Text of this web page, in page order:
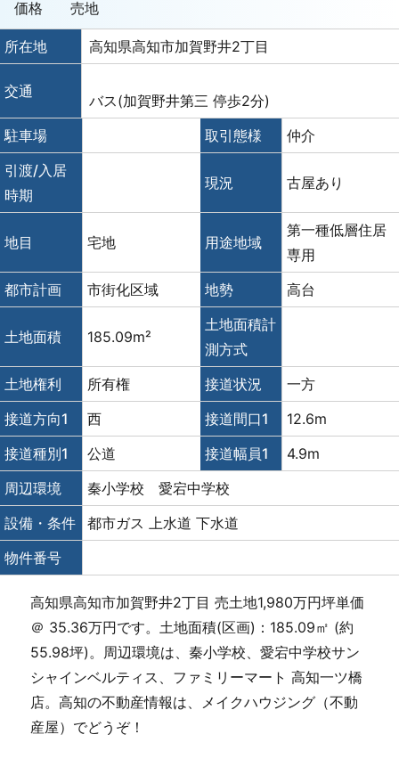
価格 売地
所在地 高知県高知市加賀野井2丁目
交通
バス(加賀野井第三 停歩2分)
駐車場
取引態様
仲介
引渡/入居
時期
現況 古屋あり
地目 宅地 用途地域
第一種低層住居
専用
都市計画
市街化区域 地勢 高台
土地面積 185.09m²
土地面積計
測方式
土地権利
所有権 接道状況
一方
接道方向1
西 接道間口1
12.6m
接道種別1
公道 接道幅員1
4.9m
周辺環境
秦小学校 愛宕中学校
設備・条件
都市ガス 上水道 下水道
物件番号
高知県高知市加賀野井2丁目 売土地1,980万円坪単価
＠ 35.36万円です。土地面積(区画)：185.09㎡ (約
55.98坪)。周辺環境は、秦小学校、愛宕中学校サン
シャインベルティス、ファミリーマート 高知一ツ橋
店。高知の不動産情報は、メイクハウジング（不動
産屋）でどうぞ！